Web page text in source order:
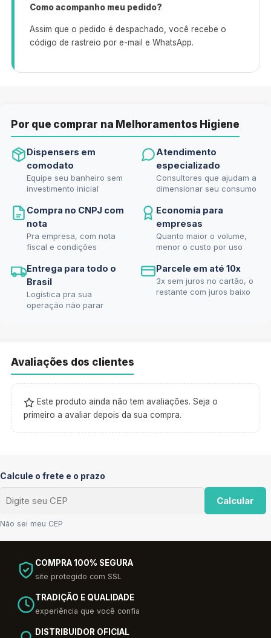
Como acompanho meu pedido?
Assim que o pedido é despachado, você recebe o
código de rastreio por e-mail e WhatsApp.
Por que comprar na Melhoramentos Higiene
Dispensers em
comodato
Equipe seu banheiro sem
investimento inicial
Atendimento
especializado
Consultores que ajudam a
dimensionar seu consumo
Compra no CNPJ com
nota
Pra empresa, com nota
fiscal e condições
Economia para
empresas
Quanto maior o volume,
menor o custo por uso
Entrega para todo o
Brasil
Logística pra sua
operação não parar
Parcele em até 10x
3x sem juros no cartão, o
restante com juros baixo
Avaliações dos clientes
Este produto ainda não tem avaliações. Seja o
primeiro a avaliar depois da sua compra.
Calcule o frete e o prazo
Calcular
Não sei meu CEP
COMPRA 100% SEGURA
site protegido com SSL
TRADIÇÃO E QUALIDADE
experiência que você confia
DISTRIBUIDOR OFICIAL